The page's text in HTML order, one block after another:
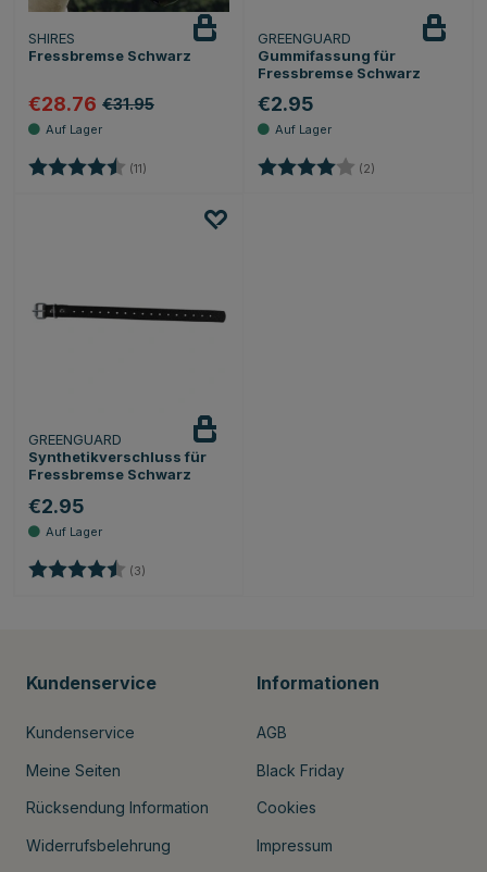
SHIRES
Fressbremse Schwarz
€28.76 €31.95
Bewertung: (11) 4.3 von 5 Sternen
GREENGUARD
Gummifassung für
Fressbremse Schwarz
€2.95
Bewertung: (2)
GREENGUARD
Synthetikverschluss für
Fressbremse Schwarz
€2.95
Bewertung: (3)
Kundenservice
Kundenservice
Meine Seiten
Rücksendung Information
Widerrufsbelehrung
Informationen
AGB
Black Friday
Cookies
Impressum